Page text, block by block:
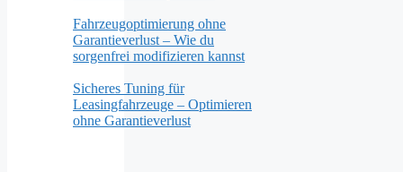
Fahrzeugoptimierung ohne
Garantieverlust – Wie du
sorgenfrei modifizieren kannst
Sicheres Tuning für
Leasingfahrzeuge – Optimieren
ohne Garantieverlust